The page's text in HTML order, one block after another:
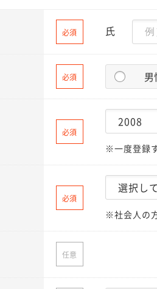
必須 氏
必須 男
必須
※一度登録
必須
※社会人の
任意